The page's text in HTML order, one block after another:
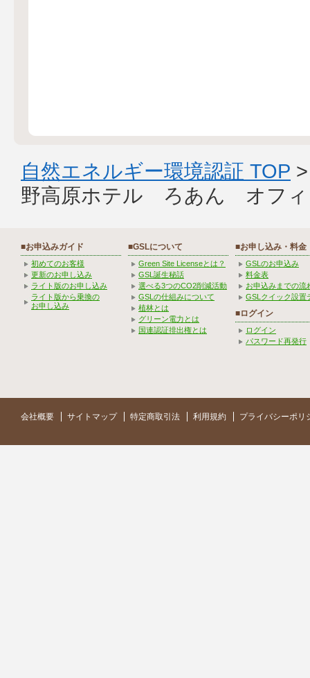
自然エネルギー環境認証 TOP
野高原ホテル ろあん オフィ
■お申込みガイド
初めてのお客様
更新のお申し込み
ライト版のお申し込み
ライト版から乗換の
お申し込み
■GSLについて
Green Site Licenseとは？
GSL誕生秘話
選べる3つのCO2削減活動
GSLの仕組みについて
植林とは
グリーン電力とは
国連認証排出権とは
■お申し込み・料金
GSLのお申込み
料金表
お申込みまでの流
GSLクイック設置
■ログイン
ログイン
パスワード再発行
会社概要 サイトマップ 特定商取引法 利用規約 プライバシーポリ